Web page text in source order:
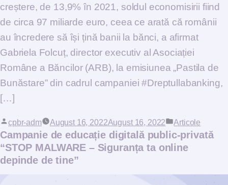
creștere, de 13,9% în 2021, soldul economisirii fiind
de circa 97 miliarde euro, ceea ce arată că românii
au încredere să își țină banii la bănci, a afirmat
Gabriela Folcuț, director executiv al Asociației
Române a Băncilor (ARB), la emisiunea „Pastila de
Bunăstare” din cadrul campaniei #Dreptullabanking,
[…]
Posted by
cpbr-adm August 16, 2022August 16, 2022 Posted in
Articole
Campanie de educație digitală public-privată
“STOP MALWARE – Siguranța ta online
depinde de tine”